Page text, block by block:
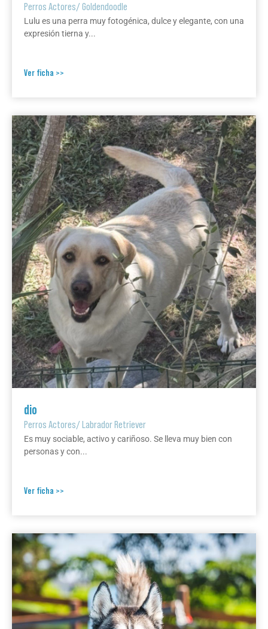
Perros Actores/Goldendoodle
Lulu es una perra muy fotogénica, dulce y elegante, con una
expresión tierna y...
Ver ficha >>
dio
Perros Actores/Labrador Retriever
Es muy sociable, activo y cariñoso. Se lleva muy bien con
personas y con...
Ver ficha >>